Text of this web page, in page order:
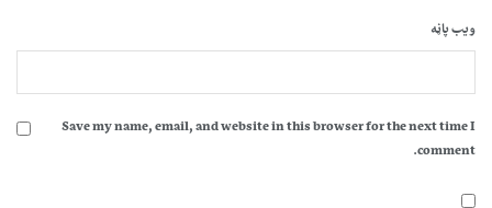
ویب پاڼه
Save my name, email, and website in this browser for the next time I
comment.